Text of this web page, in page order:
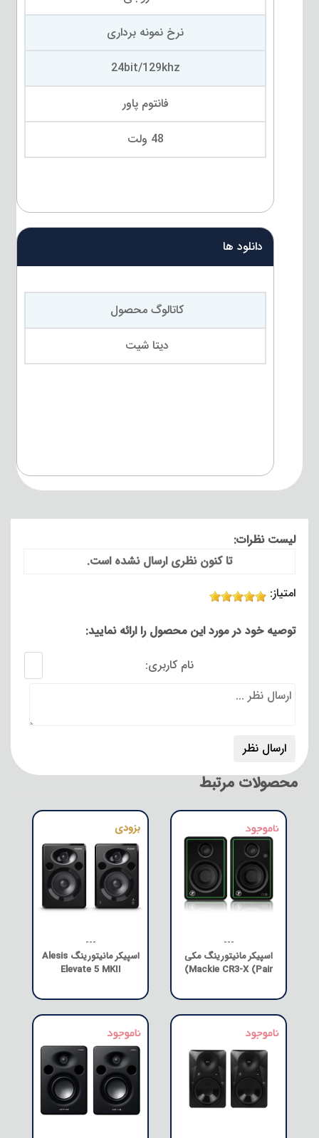
نرخ نمونه برداری
24bit/129khz
فانتوم پاور
48 ولت
دانلود ها
کاتالوگ محصول
دیتا شیت
لیست نظرات:
تا کنون نظری ارسال نشده است.
امتیاز:
توصیه خود در مورد این محصول را ارائه نمایید:
نام کاربری:
محصولات مرتبط
---
اسپیکر مانیتورینگ مکی
Mackie CR3-X (Pair)
---
اسپیکر مانیتورینگ Alesis
Elevate 5 MKII